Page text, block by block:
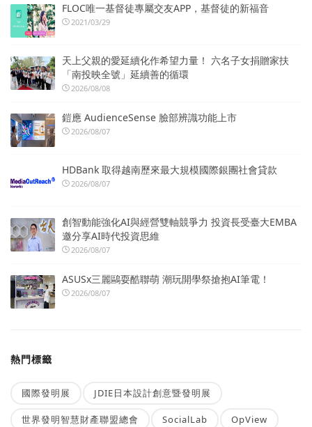
FLOC唯一基督徒專屬交友APP，基督徒的新福音
2021/03/29
天上父親的愛延續化作希望力量！ 六名子女捐贈家扶
「南投映全號」延續善的循環
2026/08/08
鎧應 AudienceSense 臉部辨識功能上市
2026/08/07
HDBank 取得越南歷來最大規模國際銀團社會貸款
2026/08/07
創智動能強化AI與經營雙軸競爭力 投資長受臺大EMBA
邀分享AI時代投資思維
2026/08/07
ASUSx三麗鷗耍酷聯萌 潮玩開學祭搶抱AI筆電！
2026/08/07
熱門標籤
國際發明展 JDIE日本設計創意暨發明展
世界發明智慧財產聯盟總會 SocialLab OpView